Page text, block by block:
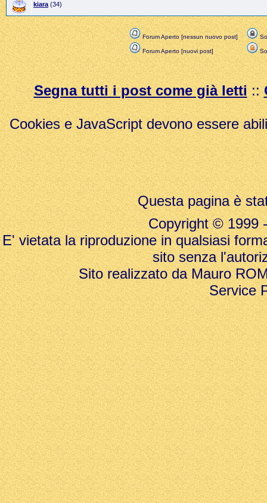
kiara (34)
Forum Aperto [nessun nuovo post]
Forum Aperto [nuovi post]
Segna tutti i post come già letti::
Cookies e JavaScript devono essere
Questa pagina è
Copyright © 1999
E' vietata la riproduzione in qualsiasi
sito senza
Sito realizzato da Mauro
Service